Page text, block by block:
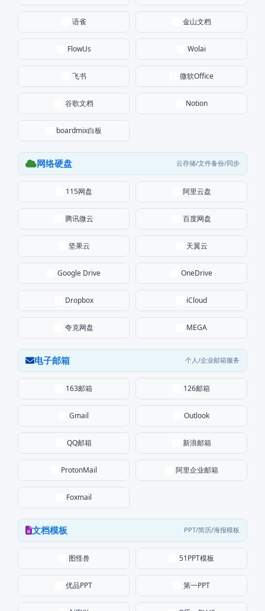
语雀 金山文档
FlowUs Wolai
飞书 微软Office
谷歌文档 Notion
boardmix白板
网络硬盘 云存储/文件备份/同步
115网盘 阿里云盘
腾讯微云 百度网盘
坚果云 天翼云
Google Drive OneDrive
Dropbox iCloud
夸克网盘 MEGA
电子邮箱 个人/企业邮箱服务
163邮箱 126邮箱
Gmail Outlook
QQ邮箱 新浪邮箱
ProtonMail 阿里企业邮箱
Foxmail
文档模板 PPT/简历/海报模板
图怪兽 51PPT模板
优品PPT 第一PPT